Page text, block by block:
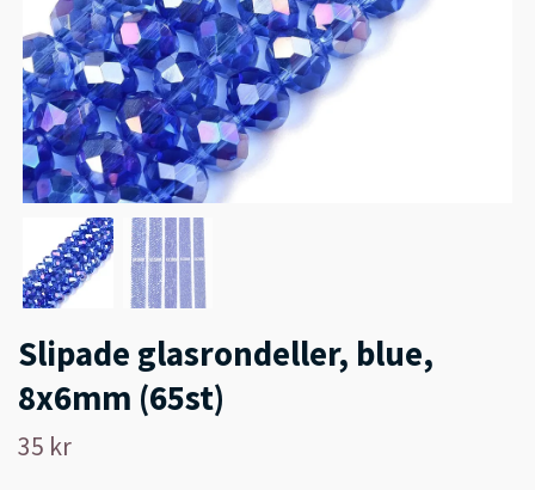
Slipade glasrondeller, blue,
8x6mm (65st)
35 kr